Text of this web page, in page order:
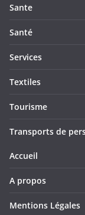
Sante
Santé
Services
Textiles
Tourisme
Transports de
Accueil
A propos
Mentions Légales